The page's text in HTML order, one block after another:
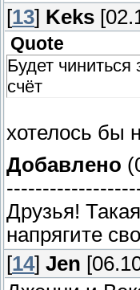
[13] Keks
Quote
Будет чиниться
счёт
хотелось бы
Добавлено
Друзья!
напрягите
[14] Jen